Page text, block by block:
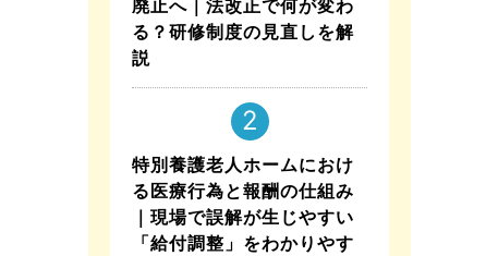
廃止へ｜法改正で何が変わ
る？研修制度の見直しを解
説
特別養護老人ホームにおけ
る医療行為と報酬の仕組み
｜現場で誤解が生じやすい
「給付調整」をわかりやす